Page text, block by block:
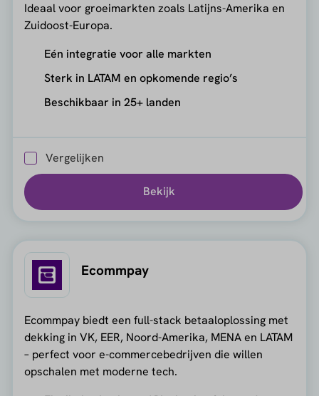
Ideaal voor groeimarkten zoals Latijns-Amerika en
Zuidoost-Europa.
Eén integratie voor alle markten
Sterk in LATAM en opkomende regio’s
Beschikbaar in 25+ landen
Vergelijken
Bekijk
Ecommpay
Ecommpay biedt een full-stack betaaloplossing met
dekking in VK, EER, Noord-Amerika, MENA en LATAM
– perfect voor e-commercebedrijven die willen
opschalen met moderne tech.